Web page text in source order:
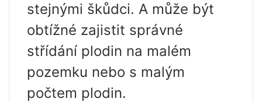
stejnými škůdci. A může být
obtížné zajistit správné
střídání plodin na malém
pozemku nebo s malým
počtem plodin.